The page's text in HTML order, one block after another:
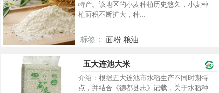
特产。该地区的小麦种植历史悠久，小麦种
植面积不断扩大，种...
标签： 面粉 粮油
五大连池大米
介绍： 根据五大连池市水稻生产不同时期特
点，并结合《德都县志》记载，关于水稻种